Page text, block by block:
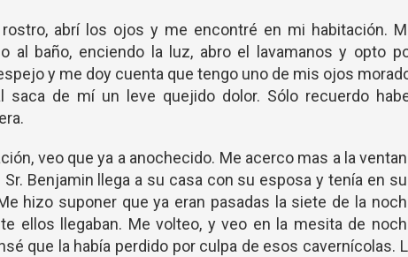
abrí los ojos y me encontré en mi habitación.
al baño, enciendo la luz, abro el lavamanos y opto
y me doy cuenta que tengo uno de mis ojos
de mí un leve quejido dolor. Sólo recuerdo
veo que ya a anochecido. Me acerco mas a la
Sr. Benjamin llega a su casa con su esposa y tenía en
hizo suponer que ya eran pasadas la siete de la
ellos llegaban. Me volteo, y veo en la mesita de
que la había perdido por culpa de esos cavernícolas.